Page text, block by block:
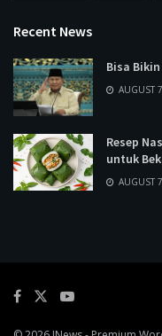
Recent News
Bisa
AUGUST
Resep
untuk
AUGUST